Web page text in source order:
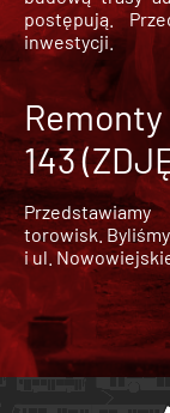
postępują.
inwestycji.
143
torowisk.
i ul.